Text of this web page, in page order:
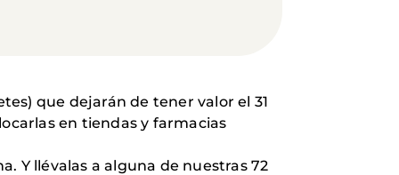
que dejarán de tener valor el 31
en tiendas y farmacias
Y llévalas a alguna de nuestras 72